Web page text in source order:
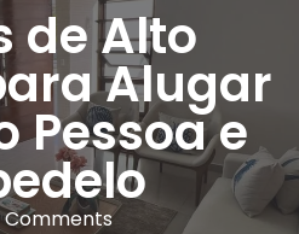
de Alto
Alugar
Pessoa e
Comments